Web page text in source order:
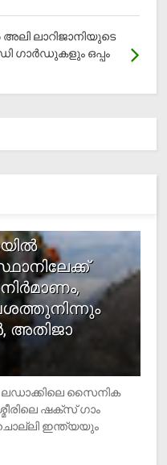
ലാറിജാനിയുടെ
ഗാര്‍ഡുകളും ഒപ്പം
അതിജാ​
സൈനിക
ഷക്സ് ​ഗാം
ചൊല്ലി ഇന്ത്യയും